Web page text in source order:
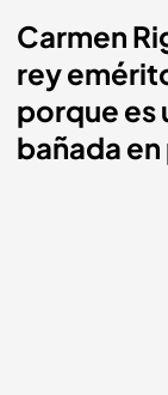
Carmen
rey
porque es
bañada